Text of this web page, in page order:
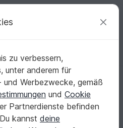
einloggen Kostenlos registrieren
& Deko Topflappen
Strickanleitung für 4 einfache Muster
Power", Strickanleitung
zu verbessern,
unter anderem für
und Werbezwecke, gemäß
und Cookie
Partnerdienste befinden
kannst deine